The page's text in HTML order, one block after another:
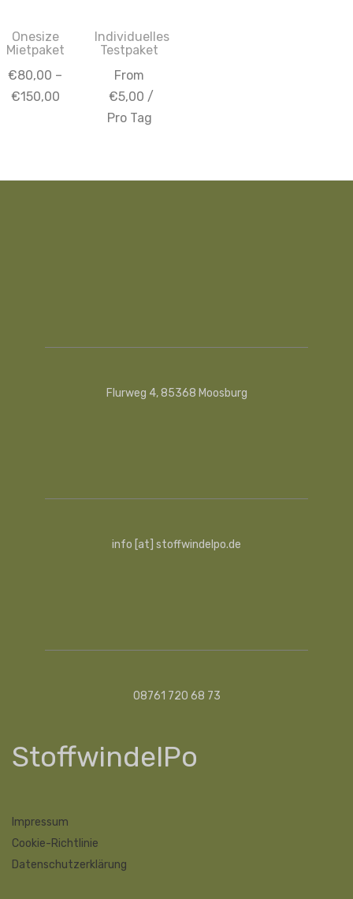
Onesize
Mietpaket
€80,00 –
€150,00
Individuelles
Testpaket
From
€5,00 /
Pro Tag
Flurweg 4, 85368 Moosburg
info [at] stoffwindelpo.de
08761 720 68 73
StoffwindelPo
Impressum
Cookie-Richtlinie
Datenschutzerklärung